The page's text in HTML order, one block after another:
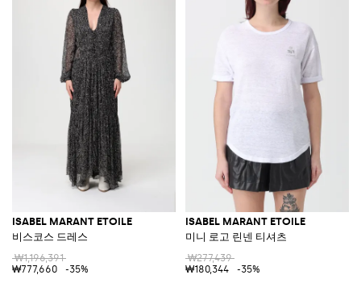
ISABEL MARANT ETOILE
비스코스 드레스
₩1,196,391
₩777,660
-35%
ISABEL MARANT ETOILE
미니 로고 린넨 티셔츠
₩277,439
₩180,344
-35%